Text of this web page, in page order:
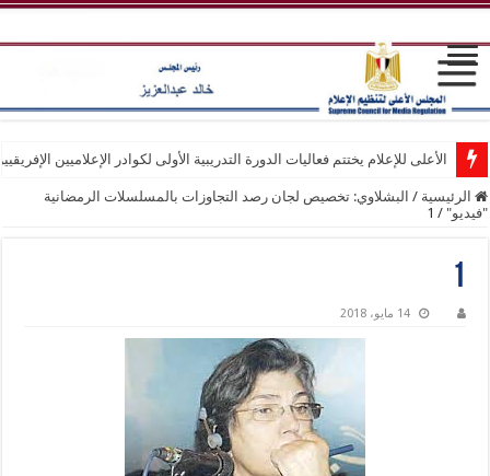
الأعلى للإعلام يختتم فعاليات الدورة التدريبية الأولى لكوادر الإعلاميين
الرئيسية / البشلاوي: تخصيص لجان رصد التجاوزات بالمسلسلات الرمضانية
"فيديو" /
1
1
14 مايو، 2018